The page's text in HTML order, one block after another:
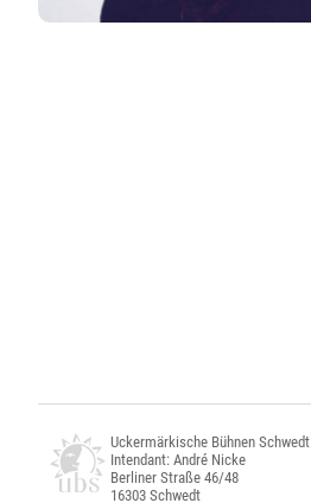
Uckermärkische Bühnen Schwedt
Intendant: André Nicke
Berliner Straße 46/48
16303 Schwedt